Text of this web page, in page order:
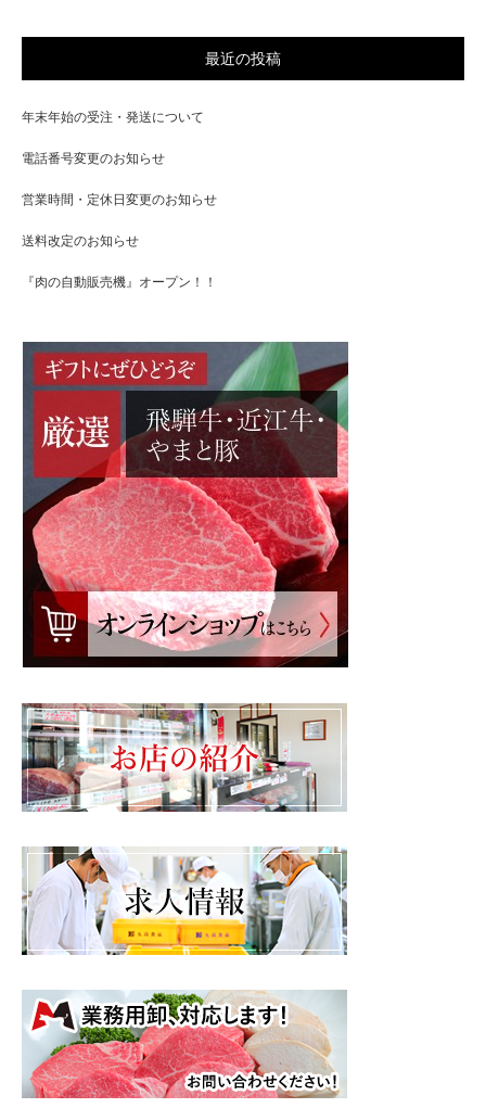
最近の投稿
年末年始の受注・発送について
電話番号変更のお知らせ
営業時間・定休日変更のお知らせ
送料改定のお知らせ
『肉の自動販売機』オープン！！